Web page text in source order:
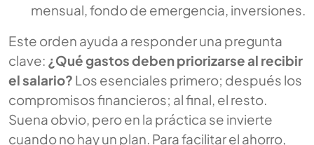
mensual, fondo de emergencia, inversiones.
Este orden ayuda a responder una pregunta
clave: ¿Qué gastos deben priorizarse al recibir
el salario? Los esenciales primero; después los
compromisos financieros; al final, el resto.
Suena obvio, pero en la práctica se invierte
cuando no hay un plan. Para facilitar el ahorro,